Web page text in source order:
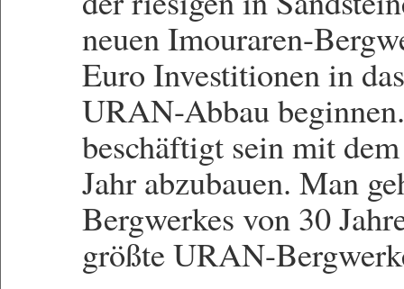
neuen Imouraren-
Euro Investitionen in
URAN-Abbau
beschäftigt sein mit
Jahr abzubauen. Man
Bergwerkes von 30
größte URAN-